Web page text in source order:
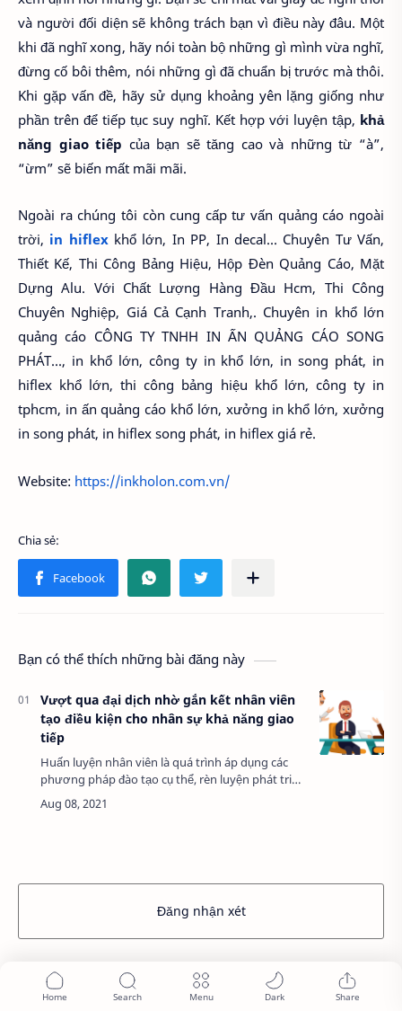
và người đối diện sẽ không trách bạn vì điều này đâu. Một
khi đã nghĩ xong, hãy nói toàn bộ những gì mình vừa nghĩ,
đừng cố bôi thêm, nói những gì đã chuẩn bị trước mà thôi.
Khi gặp vấn đề, hãy sử dụng khoảng yên lặng giống như
phần trên để tiếp tục suy nghĩ. Kết hợp với luyện tập, khả
năng giao tiếp của bạn sẽ tăng cao và những từ “à”,
“ừm” sẽ biến mất mãi mãi.
Ngoài ra chúng tôi còn cung cấp tư vấn quảng cáo ngoài
trời, in hiflexkhổ lớn, In PP, In decal... Chuyên Tư Vấn,
Thiết Kế, Thi Công Bảng Hiệu, Hộp Đèn Quảng Cáo, Mặt
Dựng Alu. Với Chất Lượng Hàng Đầu Hcm, Thi Công
Chuyên Nghiệp, Giá Cả Cạnh Tranh,. Chuyên in khổ lớn
quảng cáo CÔNG TY TNHH IN ẤN QUẢNG CÁO SONG
PHÁT..., in khổ lớn, công ty in khổ lớn, in song phát, in
hiflex khổ lớn, thi công bảng hiệu khổ lớn, công ty in
tphcm, in ấn quảng cáo khổ lớn, xưởng in khổ lớn, xưởng
in song phát, in hiflex song phát, in hiflex giá rẻ.
Website: https://inkholon.com.vn/
Bạn có thể thích những bài đăng này
Vượt qua đại dịch nhờ gắn kết nhân viên
tạo điều kiện cho nhân sự khả năng giao
tiếp
Huấn luyện nhân viên là quá trình áp dụng các
phương pháp đào tạo cụ thể, rèn luyện phát triển
năng lực cho nhân viên và định hướng nhận
thức. Đồng thời, khuyến khích nhân viên mạn…
Đăng nhận xét
Bài Viết Xem Nhiều...